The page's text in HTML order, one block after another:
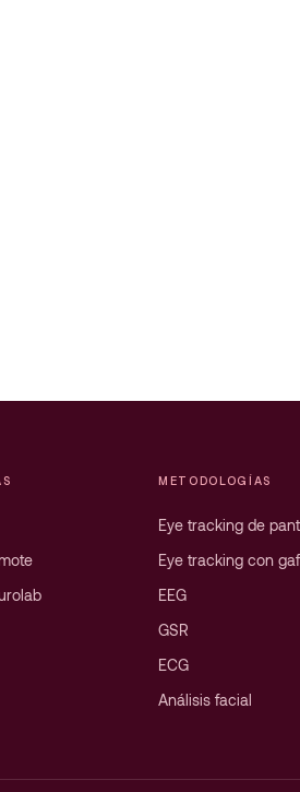
METODOLOGÍAS
Eye tracking de
Eye tracking con
EEG
GSR
ECG
Análisis facial